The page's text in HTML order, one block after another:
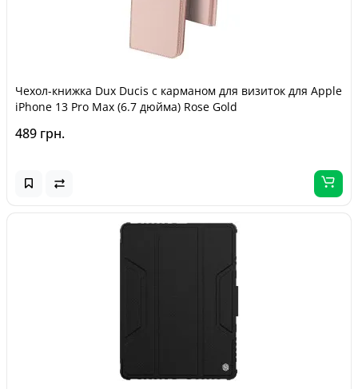
Чехол-книжка Dux Ducis с карманом для визиток для Apple
iPhone 13 Pro Max (6.7 дюйма) Rose Gold
489 грн.